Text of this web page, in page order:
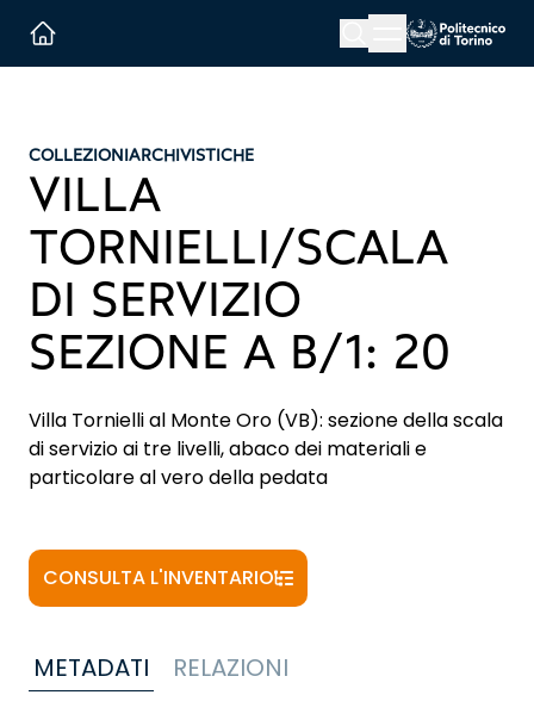
Menu button
COLLEZIONIARCHIVISTICHE
VILLA
TORNIELLI/SCALA
DI SERVIZIO
SEZIONE A B/1: 20
Villa Tornielli al Monte Oro (VB): sezione della scala
di servizio ai tre livelli, abaco dei materiali e
particolare al vero della pedata
CONSULTA L'INVENTARIO
METADATI RELAZIONI